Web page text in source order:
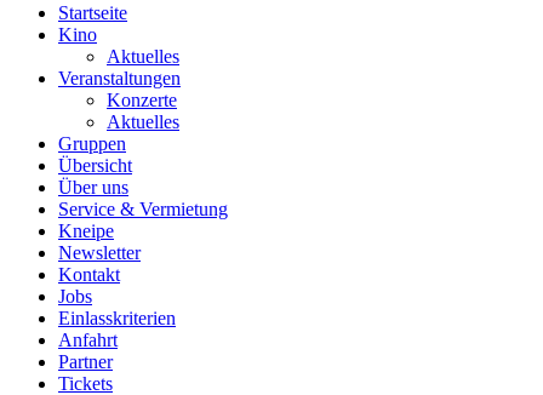
Startseite
Kino
Aktuelles
Veranstaltungen
Konzerte
Aktuelles
Gruppen
Übersicht
Über uns
Service & Vermietung
Kneipe
Newsletter
Kontakt
Jobs
Einlasskriterien
Anfahrt
Partner
Tickets